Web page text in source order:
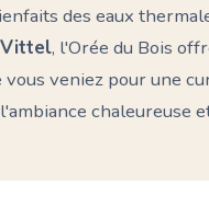
des eaux
Vittel, l'Orée du Bois
vous veniez pour une
chaleureuse